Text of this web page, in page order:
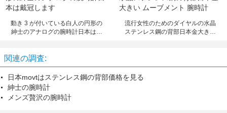
動き 3 が付いている白人の円形の
紳士のアナログの腕時計日本は戴
流行女性のためのダイヤルの水晶
ステンレス鋼の背部日本金大きい
関連の調査:
日本movtはステンレス鋼の背部価格を見る
紳士の腕時計
メンズ贅沢の腕時計